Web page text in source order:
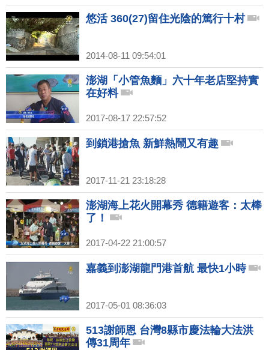
悠活 360(27)留住光陰的篤行十村
2014-08-11 09:54:01
澎湖「小管魚麵」六十年老店堅持實
在好料
2017-08-17 22:57:52
到鎖港搶魚 新鮮熱鬧又有趣
2017-11-21 23:18:28
澎湖海上花火開幕秀 德籍遊客：太棒
了！
2017-04-22 21:00:57
嘉義到澎湖龍門港首航 最快1小時
2017-05-01 08:36:03
513謝師恩 台灣8縣市慶法輪大法洪
傳31周年